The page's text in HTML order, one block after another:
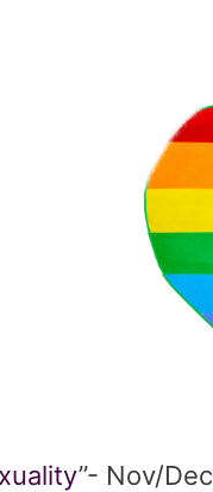
”- Nov/